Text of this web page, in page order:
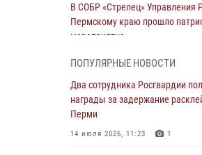
В СОБР «Стрелец» Управления
Пермскому краю прошло
мероприятие
В Пермском крае семья
вневедомственной охраны
Пермского края заняла
фестивале «Бородачи в
ПОПУЛЯРНЫЕ НОВОСТИ
Два сотрудника Росгвардии
награды за задержание
Перми
14 июля 2026, 11:23 1